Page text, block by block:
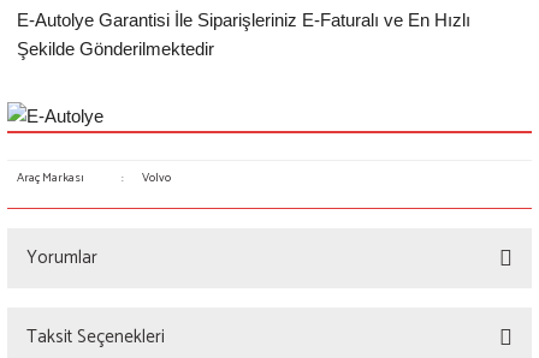
E-Autolye Garantisi İle Siparişleriniz E-Faturalı ve En Hızlı
Şekilde Gönderilmektedir
Araç Markası : Volvo
Yorumlar
Taksit Seçenekleri